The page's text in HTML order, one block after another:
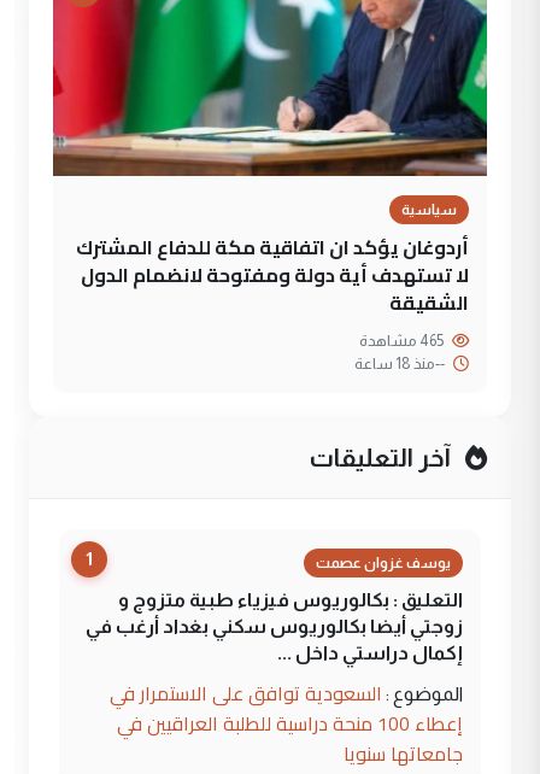
سياسية
أردوغان يؤكد ان اتفاقية مكة للدفاع المشترك
لا تستهدف أية دولة ومفتوحة لانضمام الدول
الشقيقة
--منذ 18 ساعة
آخر التعليقات
1 يوسف غزوان عصمت
التعليق : بكالوريوس فيزياء طبية متزوج و
زوجتي أيضا بكالوريوس سكني بغداد أرغب في
إكمال دراستي داخل ...
الموضوع : السعودية توافق على الاستمرار في
إعطاء 100 منحة دراسية للطلبة العراقيين في
جامعاتها سنويا